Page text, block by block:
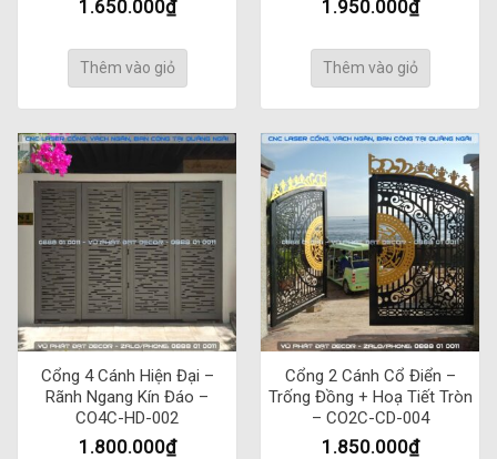
1.650.000₫
Thêm vào giỏ
1.950.000₫
Thêm vào giỏ
Cổng 4 Cánh Hiện Đại –
Rãnh Ngang Kín Đáo –
CO4C-HD-002
1.800.000₫
Cổng 2 Cánh Cổ Điển –
Trống Đồng + Hoạ Tiết Tròn
– CO2C-CD-004
1.850.000₫